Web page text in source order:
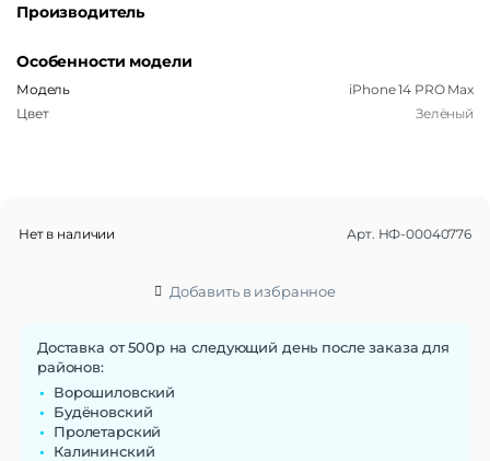
Производитель
Особенности модели
Модель
iPhone 14 PRO Max
Цвет
Зелёный
Нет в наличии Арт. НФ-00040776
Добавить в избранное
Доставка от 500р на следующий день после заказа для
районов:
Ворошиловский
Будёновский
Пролетарский
Калининский